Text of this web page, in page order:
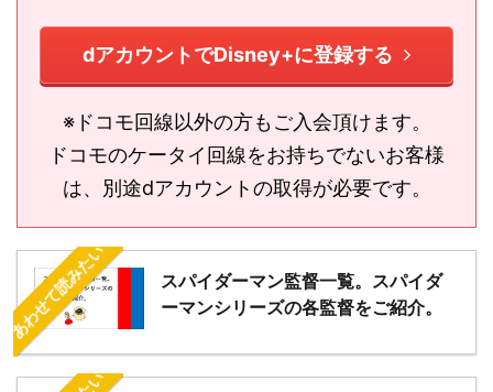
dアカウントでDisney+に登録する
※ドコモ回線以外の方もご入会頂けます。
ドコモのケータイ回線をお持ちでないお客様
は、別途dアカウントの取得が必要です。
あわせて読みたい
スパイダーマン監督一覧。スパイダ
ーマンシリーズの各監督をご紹介。